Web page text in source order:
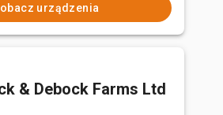
urządzenia
& Debock Farms Ltd